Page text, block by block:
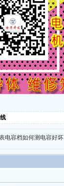
电容档如何测电容好坏